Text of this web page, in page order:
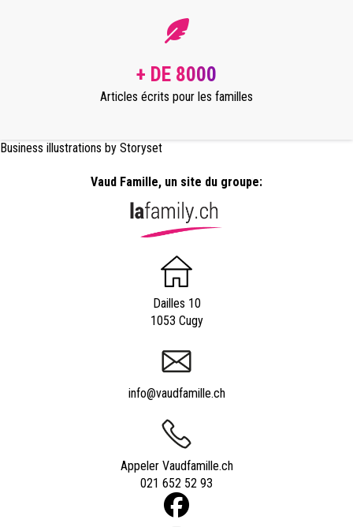
+ DE 8000
Articles écrits pour les familles
Business illustrations by Storyset
Vaud Famille, un site du groupe:
Dailles 10
1053 Cugy
info@vaudfamille.ch
Appeler Vaudfamille.ch
021 652 52 93